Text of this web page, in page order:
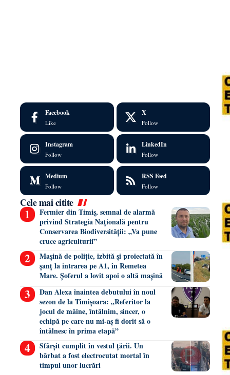
Facebook
Like
X
Follow
Instagram
Follow
LinkedIn
Follow
Medium
Follow
RSS Feed
Follow
Cele mai citite
Fermier din Timiș, semnal de alarmă
privind Strategia Națională pentru
Conservarea Biodiversității: „Va pune
cruce agriculturii”
Mașină de poliție, izbită și proiectată în
șanț la intrarea pe A1, în Remetea
Mare. Șoferul a lovit apoi o altă mașină
Dan Alexa înaintea debutului în noul
sezon de la Timișoara: „Referitor la
jocul de mâine, întâlnim, sincer, o
echipă pe care nu mi-aș fi dorit să o
întâlnesc în prima etapă”
Sfârșit cumplit în vestul țării. Un
bărbat a fost electrocutat mortal în
timpul unor lucrări